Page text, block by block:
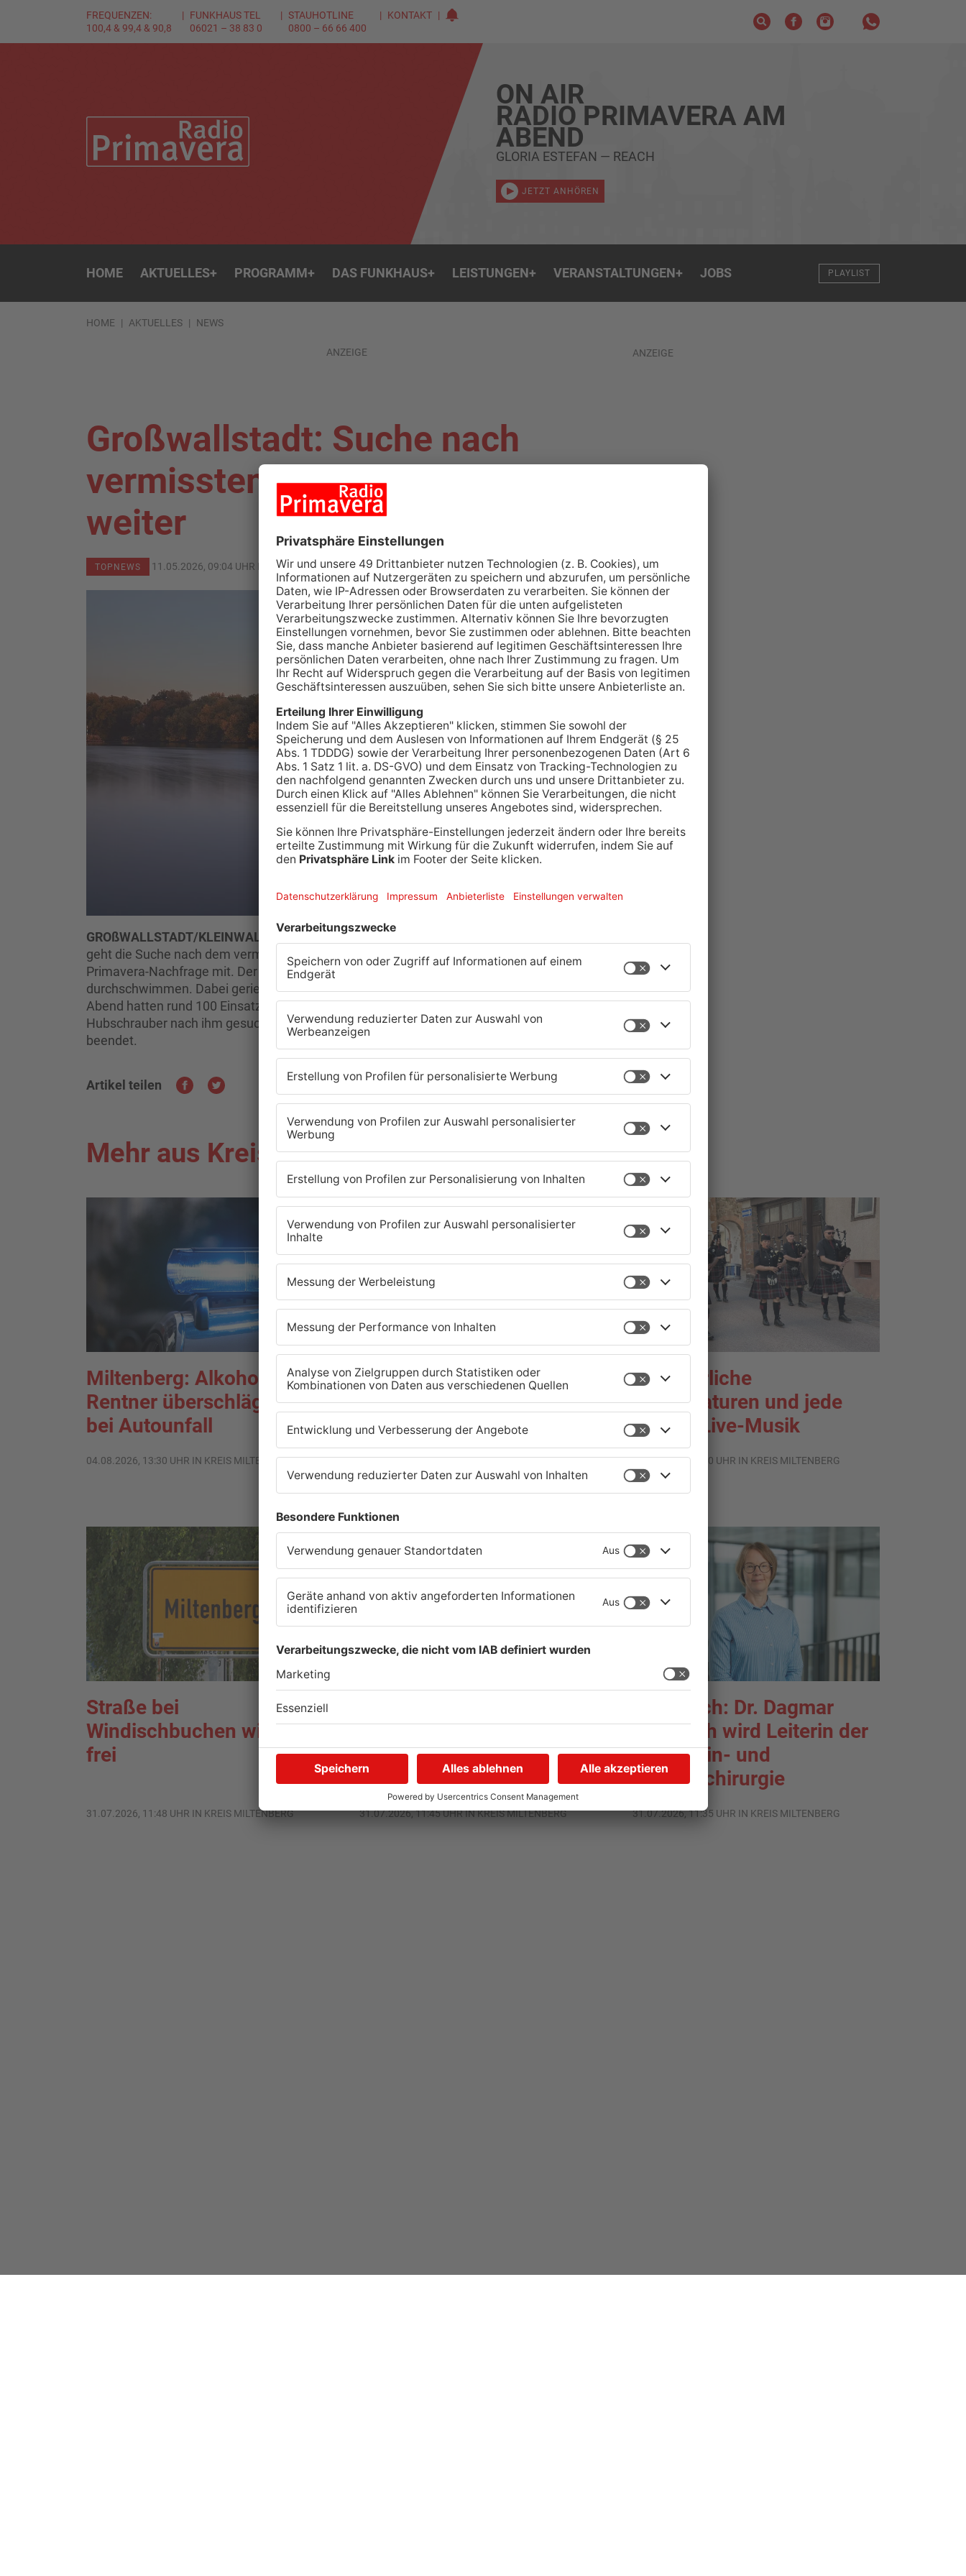
FREQUENZEN:
100,4 & 99,4 & 90,8
FUNKHAUS TEL
06021 – 38 83 0
STAUHOTLINE
0800 – 66 66 400
KONTAKT
ON AIR
RADIO PRIMAVERA AM
ABEND
GLORIA ESTEFAN — REACH
JETZT ANHÖREN
HOME AKTUELLES+ PROGRAMM+ DAS FUNKHAUS+ LEISTUNGEN+ VERANSTALTUNGEN+ JOBS PLAYLIST
HOME AKTUELLES NEWS
ANZEIGE
Großwallstadt: Suche nach
vermisstem Schwimmer geht
weiter
TOPNEWS 11.05.2026, 09:04 UHR IN KREIS MILTENBERG
GROßWALLSTADT/KLEINWALLSTADT.
Nach einem Badeunfall im Main bei Großwallstadt
geht die Suche nach dem vermissten Schwimmer heute weiter. Das teilte die Polizei auf
Primavera-Nachfrage mit. Der 23-Jährige wollte am Sonntagnachmittag offenbar den Fluss
durchschwimmen. Dabei geriet er aus noch ungeklärter Ursache in Not und ging unter. Am
Abend hatten rund 100 Einsatzkräfte mit Booten, Tauchern, Drohnen und einem
Hubschrauber nach ihm gesucht. Mit Einbruch der Dunkelheit wurde die Rettungssuche
beendet.
Artikel teilen
ANZEIGE
Mehr aus Kreis Miltenberg
Miltenberg: Alkoholisierter
Rentner überschlägt sich
bei Autounfall
04.08.2026, 13:30 UHR IN KREIS MILTENBERG
Zustand des Faulbacher
Gemeindewaldes soll
erfasst werden
04.08.2026, 06:33 UHR IN KREIS MILTENBERG
Sommerliche
Temperaturen und jede
Menge Live-Musik
01.08.2026, 21:20 UHR IN KREIS MILTENBERG
Straße bei
Windischbuchen wieder
frei
31.07.2026, 11:48 UHR IN KREIS MILTENBERG
Promille in Eichenbühl
gestoppt
31.07.2026, 11:45 UHR IN KREIS MILTENBERG
Erlenbach: Dr. Dagmar
Sohlbach wird Leiterin der
Allgemein- und
Viszeralchirurgie
31.07.2026, 11:35 UHR IN KREIS MILTENBERG